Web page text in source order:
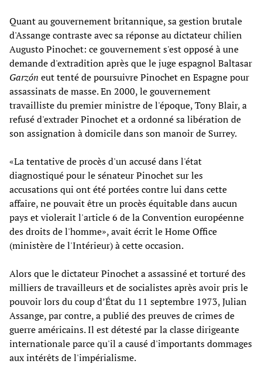
Quant au gouvernement britannique, sa gestion brutale
d'Assange contraste avec sa réponse au dictateur chilien
Augusto Pinochet: ce gouvernement s'est opposé à une
demande d'extradition après que le juge espagnol Baltasar
Garzón eut tenté de poursuivre Pinochet en Espagne pour
assassinats de masse. En 2000, le gouvernement
travailliste du premier ministre de l'époque, Tony Blair, a
refusé d'extrader Pinochet et a ordonné sa libération de
son assignation à domicile dans son manoir de Surrey.
«La tentative de procès d'un accusé dans l'état
diagnostiqué pour le sénateur Pinochet sur les
accusations qui ont été portées contre lui dans cette
affaire, ne pouvait être un procès équitable dans aucun
pays et violerait l'article 6 de la Convention européenne
des droits de l'homme», avait écrit le Home Office
(ministère de l'Intérieur) à cette occasion.
Alors que le dictateur Pinochet a assassiné et torturé des
milliers de travailleurs et de socialistes après avoir pris le
pouvoir lors du coup d’État du 11 septembre 1973, Julian
Assange, par contre, a publié des preuves de crimes de
guerre américains. Il est détesté par la classe dirigeante
internationale parce qu'il a causé d'importants dommages
aux intérêts de l'impérialisme.